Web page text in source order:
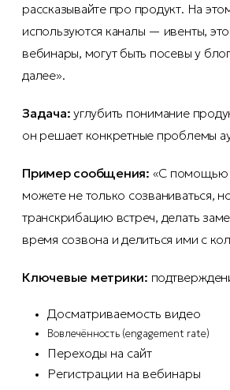
рассказывайте про продукт. На
используются каналы — ивенты,
вебинары, могут быть посевы у
далее».
Задача: углубить понимание
он решает конкретные проблемы
Пример сообщения: «С помощью
можете не только созваниваться,
транскрибацию встреч, делать
время созвона и делиться ими с
Ключевые метрики:
Досматриваемость видео
Вовлечённость (engagement rate)
Переходы на сайт
Регистрации на вебинары